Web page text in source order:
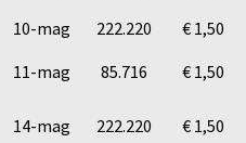
10-mag 222.220
€ 1,50
11-mag 85.716
€ 1,50
14-mag 222.220 € 1,50